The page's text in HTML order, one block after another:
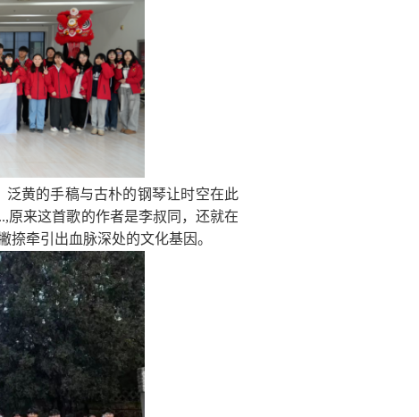
黄的手稿与古朴的钢琴让时空在此
原来这首歌的作者是李叔同，还就在
牵引出血脉深处的文化基因。